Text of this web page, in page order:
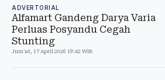
ADVERTORIAL
Alfamart Gandeng Darya Varia
Perluas Posyandu Cegah
Stunting
Jum'at, 17 April 2026 19:42 WIB